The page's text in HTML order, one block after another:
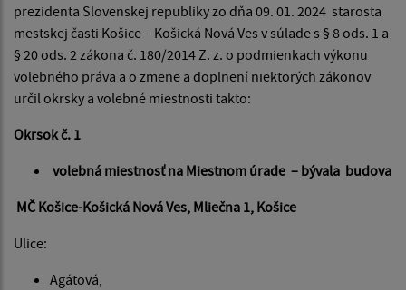
prezidenta Slovenskej republiky zo dňa 09. 01. 2024 starosta
mestskej časti Košice – Košická Nová Ves v súlade s § 8 ods. 1 a
§ 20 ods. 2 zákona č. 180/2014 Z. z. o podmienkach výkonu
volebného práva a o zmene a doplnení niektorých zákonov
určil okrsky a volebné miestnosti takto:
Okrsok č. 1
volebná miestnosť na Miestnom úrade – bývala budova
MČ Košice-Košická Nová Ves, Mliečna 1, Košice
Ulice:
Agátová,